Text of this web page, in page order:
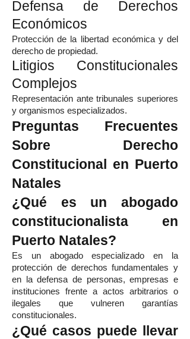
Defensa de Derechos
Económicos
Protección de la libertad económica y del
derecho de propiedad.
Litigios Constitucionales
Complejos
Representación ante tribunales superiores
y organismos especializados.
Preguntas Frecuentes
Sobre Derecho
Constitucional en Puerto
Natales
¿Qué es un abogado
constitucionalista en
Puerto Natales?
Es un abogado especializado en la
protección de derechos fundamentales y
en la defensa de personas, empresas e
instituciones frente a actos arbitrarios o
ilegales que vulneren garantías
constitucionales.
¿Qué casos puede llevar